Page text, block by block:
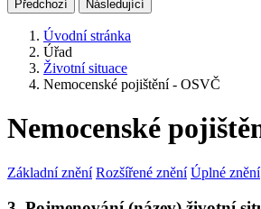
Předchozí Následující
Úvodní stránka
Úřad
Životní situace
Nemocenské pojištění - OSVČ
Nemocenské
Základní znění Rozšířené znění Úplné znění